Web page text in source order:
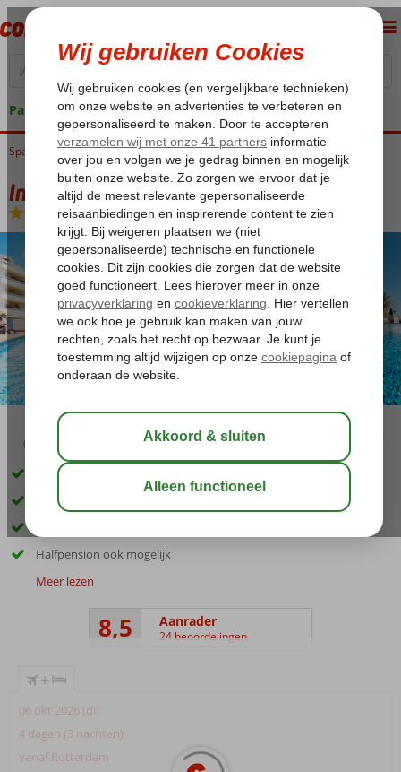
Pakketgarantie
Home
Spanje Balearen Ibiza Santa Eulalia Invisa La Cala
Invisa La Cala
Logies en ontbijt -Hotel
02:45 aug 29°C
Naast mooie jachthaven
Strand op ca. 200 m.
Halfpension ook mogelijk
Meer lezen
8,5 Aanrader
24 beoordelingen
+
06 okt 2026 (di)
4 dagen (3 nachten)
vanaf Rotterdam